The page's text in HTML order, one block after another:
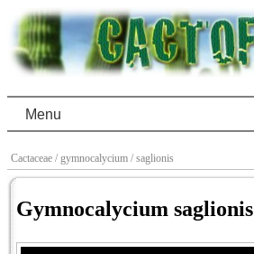
Menu
Cactaceae / gymnocalycium / saglionis
Gymnocalycium saglionis